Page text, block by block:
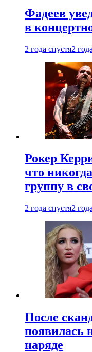
Фадеев
в
2 года спустя2
Рокер
что
группу в
2 года спустя2
После
появилась
наряде